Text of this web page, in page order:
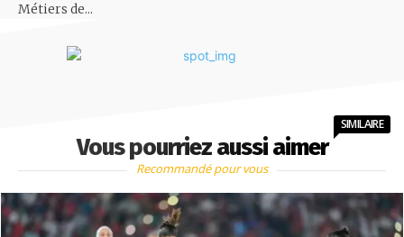
Métiers de...
Vous pourriez aussi aimer
SIMILAIRE
Recommandé pour vous